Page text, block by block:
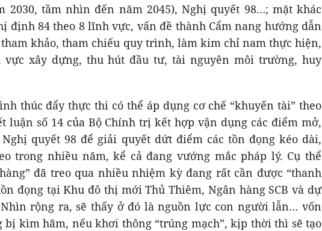
2030, tầm nhìn đến năm 2045), Nghị quyết 98…; mặt khác
định 84 theo 8 lĩnh vực, vấn đề thành Cẩm nang hướng dẫn
tham khảo, tham chiếu quy trình, làm kim chỉ nam thực hiện,
xây dựng, thu hút đầu tư, tài nguyên môi trường, huy
thúc đẩy thực thi có thể áp dụng cơ chế “khuyến tài” theo
luận số 14 của Bộ Chính trị kết hợp vận dụng các điểm mở,
quyết 98 để giải quyết dứt điểm các tồn đọng kéo dài,
trong nhiều năm, kể cả đang vướng mắc pháp lý. Cụ thể
đã treo qua nhiều nhiệm kỳ đang rất cần được “thanh
đọng tại Khu đô thị mới Thủ Thiêm, Ngân hàng SCB và dự
rộng ra, sẽ thấy ở đó là nguồn lực con người lẫn… vốn
bị kìm hãm, nếu khơi thông “trúng mạch”, kịp thời thì sẽ tạo